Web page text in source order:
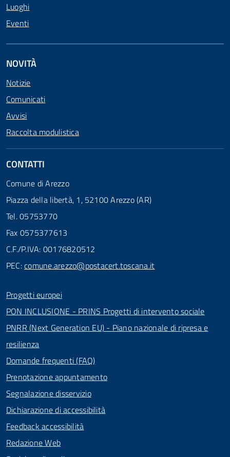
Luoghi
Eventi
NOVITÀ
Notizie
Comunicati
Avvisi
Raccolta modulistica
CONTATTI
Comune di Arezzo
Piazza della libertà, 1, 52100 Arezzo (AR)
Tel. 05753770
Fax 0575377613
C.F./P.IVA: 00176820512
PEC:comune.arezzo@postacert.toscana.it
Progetti europei
PON INCLUSIONE - PRINS Progetti di intervento sociale
PNRR (Next Generation EU) - Piano nazionale di ripresa e
resilienza
Domande frequenti (FAQ)
Prenotazione appuntamento
Segnalazione disservizio
Dichiarazione di accessibilità
Feedback accessibilità
Redazione Web